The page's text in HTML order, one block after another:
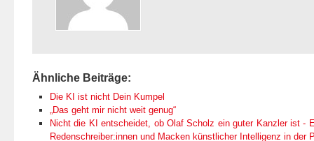
Ähnliche Beiträge:
Die KI ist nicht Dein Kumpel
„Das geht mir nicht weit genug“
Nicht die KI entscheidet, ob Olaf Scholz ein guter Kanzler ist -
Redenschreiber:innen und Macken künstlicher Intelligenz in der